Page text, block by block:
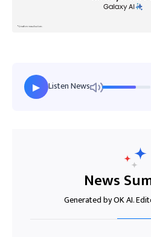
▶ Listen News
News
Generated by OK AI.